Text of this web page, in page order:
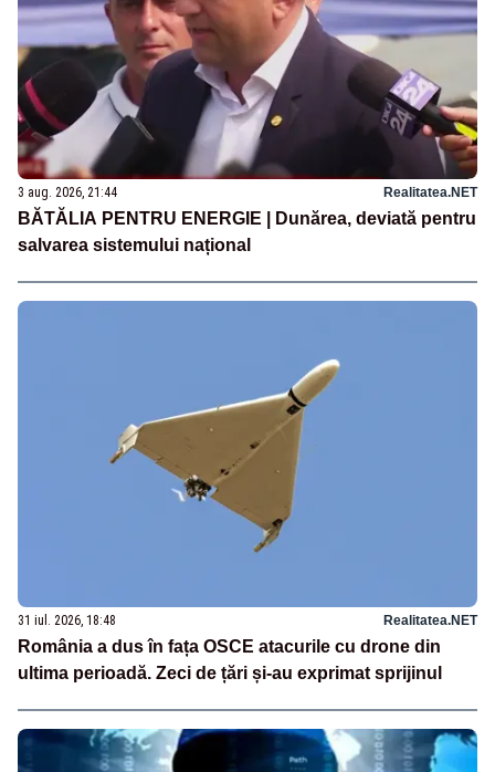
3 aug. 2026, 21:44 Realitatea.NET
BĂTĂLIA PENTRU ENERGIE | Dunărea, deviată pentru
salvarea sistemului național
31 iul. 2026, 18:48 Realitatea.NET
România a dus în fața OSCE atacurile cu drone din
ultima perioadă. Zeci de țări și-au exprimat sprijinul